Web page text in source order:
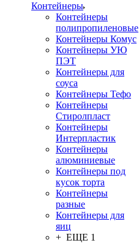
Контейнеры
Контейнеры
полипропиленовые
Контейнеры Комус
Контейнеры УЮ
ПЭТ
Контейнеры для
соуса
Контейнеры Тефо
Контейнеры
Стиролпласт
Контейнеры
Интерпластик
Контейнеры
алюминиевые
Контейнеры под
кусок торта
Контейнеры
разные
Контейнеры для
яиц
+ ЕЩЕ 1